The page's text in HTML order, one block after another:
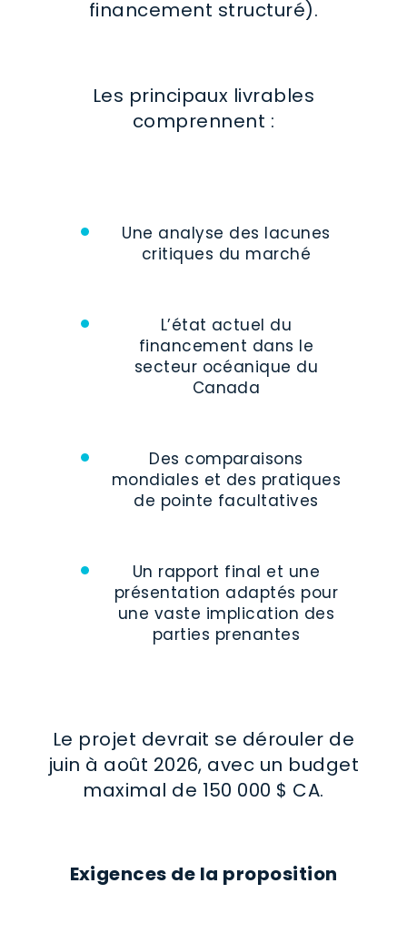
financement structuré).
Les principaux livrables
comprennent :
Une analyse des lacunes
critiques du marché
L’état actuel du
financement dans le
secteur océanique du
Canada
Des comparaisons
mondiales et des pratiques
de pointe facultatives
Un rapport final et une
présentation adaptés pour
une vaste implication des
parties prenantes
Le projet devrait se dérouler de
juin à août 2026, avec un budget
maximal de 150 000 $ CA.
Exigences de la proposition